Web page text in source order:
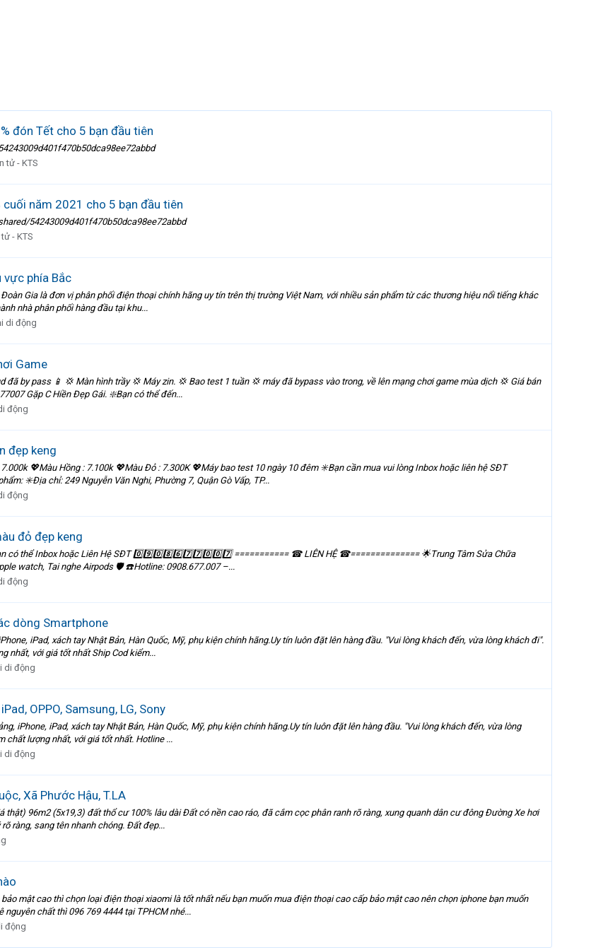
đón Tết cho 5 bạn đầu tiên
tử - KTS
năm 2021 cho 5 bạn đầu tiên
54243009d401f470b50dca98ee72abbd
- KTS
vực phía Bắc
Gia là đơn vị phân phối điện thoại chính hãng uy tín trên thị trường Việt Nam, với nhiều sản phẩm từ các thương hiệu nổi tiếng khác
nhà phân phối hàng đầu tại khu...
di động
Game
đã by pass 📱 💢 Màn hình trầy 💢 Máy zin. 💢 Bao test 1 tuần 💢 máy đã bypass vào trong, về lên mạng chơi game mùa dịch 💢 Giá bán
Gặp C Hiền Đẹp Gái. ❇️Bạn có thể đến...
động
đẹp keng
💖Màu Hồng : 7.100k 💖Màu Đỏ : 7.300K 💖Máy bao test 10 ngày 10 đêm ✳️Bạn cần mua vui lòng Inbox hoặc liên hệ SĐT
✳️Địa chỉ: 249 Nguyễn Văn Nghi, Phường 7, Quận Gò Vấp, TP...
động
đỏ đẹp keng
có thể Inbox hoặc Liên Hệ SĐT 0️⃣9️⃣0️⃣8️⃣6️⃣7️⃣7️⃣0️⃣0️⃣7️⃣ =========== ☎ LIÊN HỆ ☎============== 🌟Trung Tâm Sửa Chữa
watch, Tai nghe Airpods 🛡 ☎️Hotline: 0908.677.007 –...
động
dòng Smartphone
iPad, xách tay Nhật Bản, Hàn Quốc, Mỹ, phụ kiện chính hãng.Uy tín luôn đặt lên hàng đầu. "Vui lòng khách đến, vừa lòng khách đi".
nhất, với giá tốt nhất Ship Cod kiểm...
di động
OPPO, Samsung, LG, Sony
iPhone, iPad, xách tay Nhật Bản, Hàn Quốc, Mỹ, phụ kiện chính hãng.Uy tín luôn đặt lên hàng đầu. "Vui lòng khách đến, vừa lòng
chất lượng nhất, với giá tốt nhất. Hotline ...
di động
Xã Phước Hậu, T.LA
thật) 96m2 (5x19,3) đất thổ cư 100% lâu dài Đất có nền cao ráo, đã cắm cọc phân ranh rõ ràng, xung quanh dân cư đông Đường Xe hơi
ràng, sang tên nhanh chóng. Đất đẹp...
mật cao thì chọn loại điện thoại xiaomi là tốt nhất nếu bạn muốn mua điện thoại cao cấp bảo mật cao nên chọn iphone bạn muốn
chất thì 096 769 4444 tại TPHCM nhé...
động